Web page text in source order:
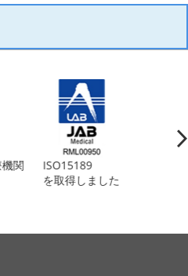
ISO15189
を取得しました